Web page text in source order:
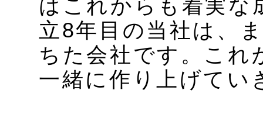
はこれからも着実な
立8年目の当社は、
ちた会社です。これ
一緒に作り上げてい